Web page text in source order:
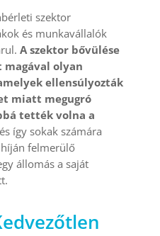
szektor
és munkavállalók
A szektor bővülése
magával olyan
ellensúlyozták
miatt megugró
tették volna a
így sokak számára
felmerülő
állomás a saját